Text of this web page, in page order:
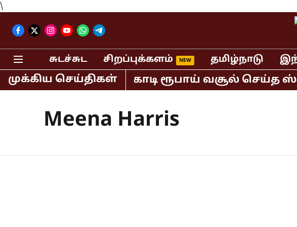
\
சுடச்சுட சிறப்புக்களம் தமிழ்நாடு
முக்கிய செய்திகள்
மட்டும் 400 கோடி ரூபாய் வசூல் செய்த
Meena Harris